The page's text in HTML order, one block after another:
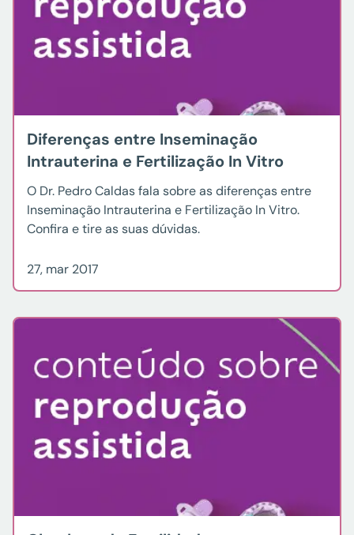
Diferenças entre Inseminação
Intrauterina e Fertilização In Vitro
O Dr. Pedro Caldas fala sobre as diferenças entre
Inseminação Intrauterina e Fertilização In Vitro.
Confira e tire as suas dúvidas.
27, mar 2017